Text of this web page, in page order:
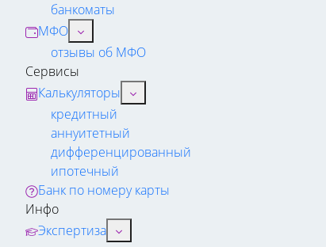
банкоматы
МФО
отзывы об МФО
Сервисы
Калькуляторы
кредитный
аннуитетный
дифференцированный
ипотечный
Банк по номеру карты
Инфо
Экспертиза